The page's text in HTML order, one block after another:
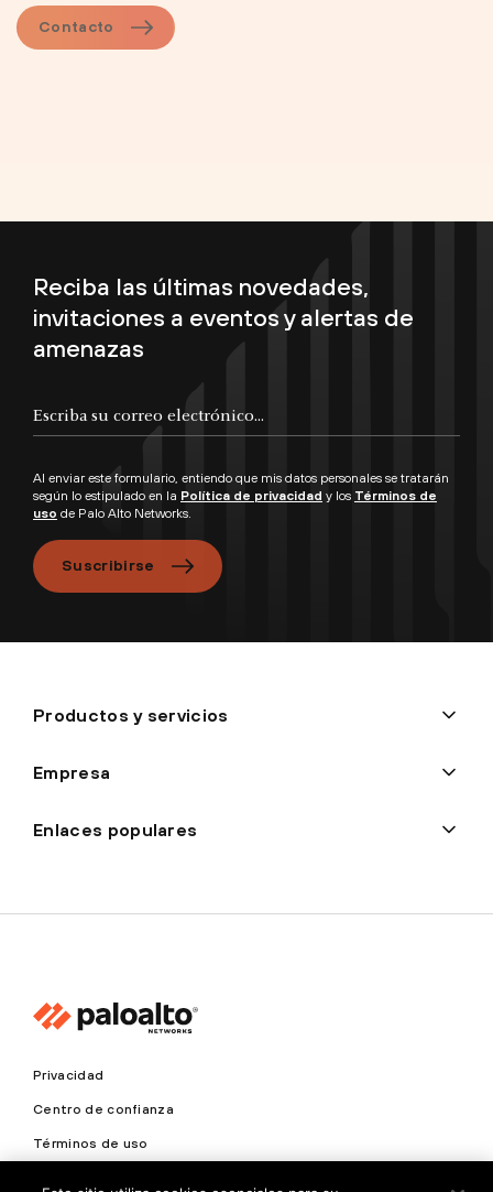
Contacto
Reciba las últimas novedades,
invitaciones a eventos y alertas de
amenazas
Al enviar este formulario, entiendo que mis datos personales se tratarán
según lo estipulado en la Política de privacidad y los Términos de
uso de Palo Alto Networks.
Suscribirse
Productos y servicios
Empresa
Enlaces populares
Privacidad
Centro de confianza
Términos de uso